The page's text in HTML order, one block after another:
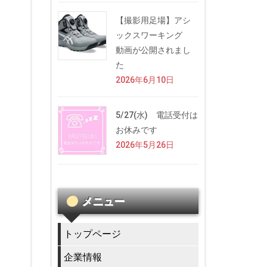
【撮影用足場】アシ
ックスワーキング
動画が公開されまし
た
2026年6月10日
5/27(水) 電話受付は
お休みです
2026年5月26日
メニュー
トップページ
企業情報